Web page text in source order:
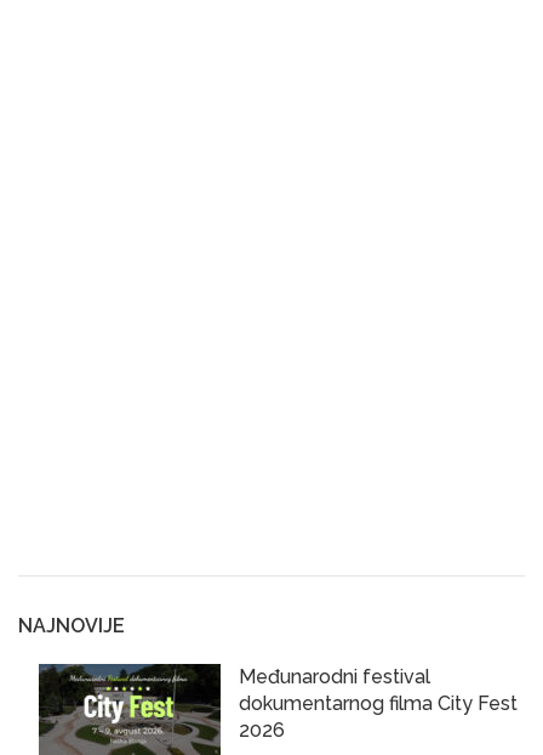
NAJNOVIJE
Međunarodni festival
dokumentarnog filma City Fest
2026